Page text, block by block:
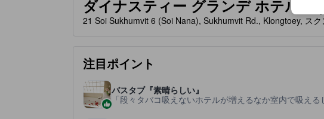
ダイナスティー グランデ ホテル
21 Soi Sukhumvit 6 (Soi Nana), Sukhumvit Rd., Klongtoey, ス
注目ポイント
バスタブ『素晴らしい』
段々タバコ吸えないホテルが増えるなか室内で吸え